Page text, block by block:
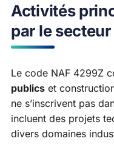
Activités
par le
Le code NAF 4299Z
publics et
ne s’inscrivent pas
incluent des projets
divers domaines